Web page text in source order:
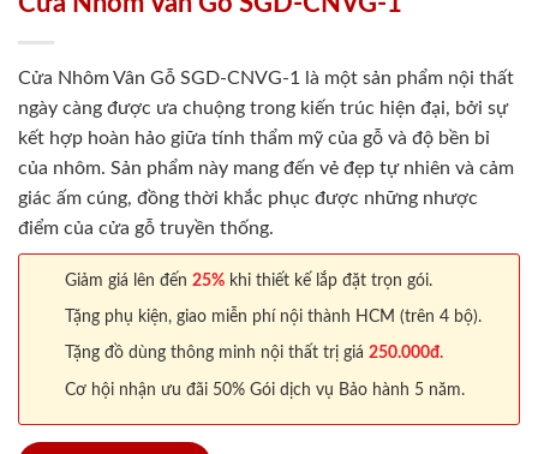
Cửa Nhôm Vân Gỗ SGD-CNVG-1 là một sản phẩm nội thất
ngày càng được ưa chuộng trong kiến trúc hiện đại, bởi sự
kết hợp hoàn hảo giữa tính thẩm mỹ của gỗ và độ bền bỉ
của nhôm. Sản phẩm này mang đến vẻ đẹp tự nhiên và cảm
giác ấm cúng, đồng thời khắc phục được những nhược
điểm của cửa gỗ truyền thống.
Giảm giá lên đến 25% khi thiết kế lắp đặt trọn gói.
Tặng phụ kiện, giao miễn phí nội thành HCM (trên 4 bộ).
Tặng đồ dùng thông minh nội thất trị giá 250.000đ.
Cơ hội nhận ưu đãi 50% Gói dịch vụ Bảo hành 5 năm.